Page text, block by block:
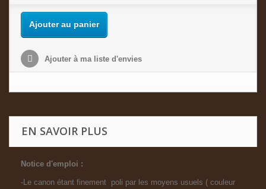
Ajouter au panier
Ajouter à ma liste d'envies
EN SAVOIR PLUS
Notice d'emploi :
-Le canon étant finement poli par les moyens usuels ( couleur